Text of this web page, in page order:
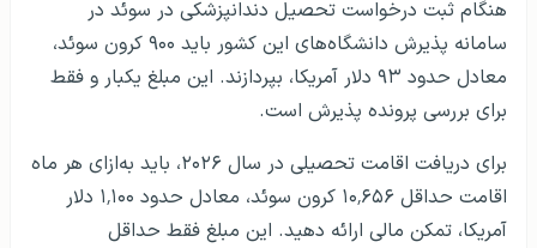
هنگام ثبت درخواست تحصیل دندانپزشکی در سوئد در
سامانه پذیرش دانشگاه‌های این کشور باید ۹۰۰ کرون سوئد،
معادل حدود ۹۳ دلار آمریکا، بپردازند. این مبلغ یکبار و فقط
برای بررسی پرونده پذیرش است.
برای دریافت اقامت تحصیلی در سال ۲۰۲۶، باید به‌ازای هر ماه
اقامت حداقل ۱۰٬۶۵۶ کرون سوئد، معادل حدود ۱٬۱۰۰ دلار
آمریکا، تمکن مالی ارائه دهید. این مبلغ فقط حداقل